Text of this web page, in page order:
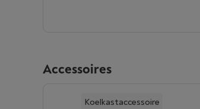
Accessoires
Koelkastaccessoire